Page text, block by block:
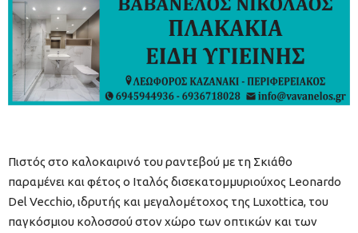
Πιστός στο καλοκαιρινό του ραντεβού με τη Σκιάθο
παραμένει και φέτος ο Ιταλός δισεκατομμυριούχος Leonardo
Del Vecchio, ιδρυτής και μεγαλομέτοχος της Luxottica, του
παγκόσμιου κολοσσού στον χώρο των οπτικών και των